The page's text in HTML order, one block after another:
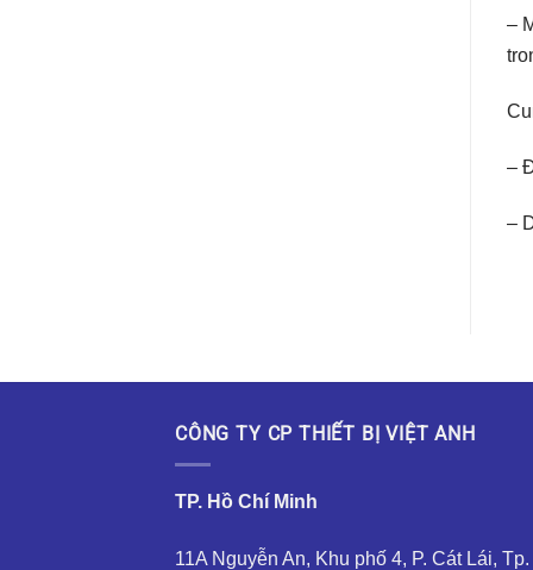
–
–
–
CÔNG TY CP THIẾT BỊ VIỆT ANH
TP. Hồ Chí Minh
11A Nguyễn An, Khu phố 4, P. Cát Lái, Tp.